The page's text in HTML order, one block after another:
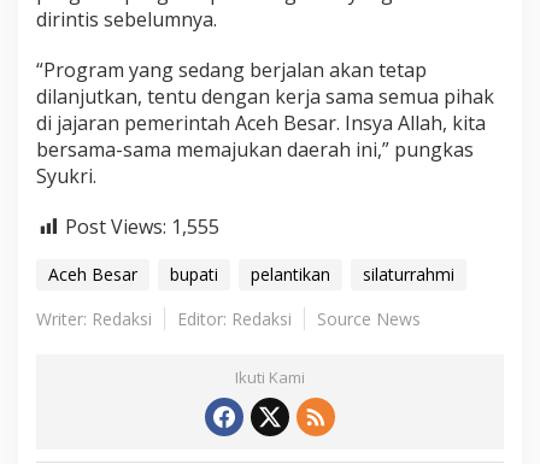
e
h
e
s
a
r
dirintis sebelumnya.
“Program yang sedang berjalan akan tetap
dilanjutkan, tentu dengan kerja sama semua pihak
di jajaran pemerintah Aceh Besar. Insya Allah, kita
bersama-sama memajukan daerah ini,” pungkas
Syukri.
Post Views: 1,555
Aceh Besar bupati pelantikan
silaturrahmi
Writer: Redaksi
Editor: Redaksi Source News
Ikuti Kami